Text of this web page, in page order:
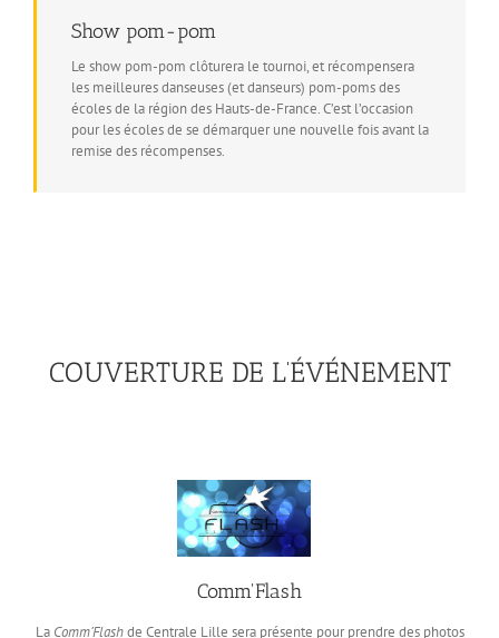
Show pom-pom
Le show pom-pom clôturera le tournoi, et récompensera
les meilleures danseuses (et danseurs) pom-poms des
écoles de la région des Hauts-de-France. C’est l’occasion
pour les écoles de se démarquer une nouvelle fois avant la
remise des récompenses.
COUVERTURE DE L’ÉVÉNEMENT
Comm'Flash
La Comm’Flashde Centrale Lille sera présente pour prendre des photos